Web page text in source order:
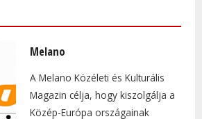
Melano
A Melano Közéleti és Kulturális
Magazin célja, hogy kiszolgálja a
Közép-Európa országainak